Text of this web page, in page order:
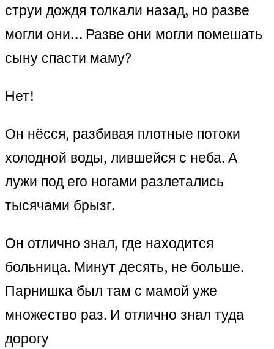
струи дождя толкали назад, но разве
могли они… Разве они могли помешать
сыну спасти маму?
Нет!
Он нёсся, разбивая плотные потоки
холодной воды, лившейся с неба. А
лужи под его ногами разлетались
тысячами брызг.
Он отлично знал, где находится
больница. Минут десять, не больше.
Парнишка был там с мамой уже
множество раз. И отлично знал туда
дорогу